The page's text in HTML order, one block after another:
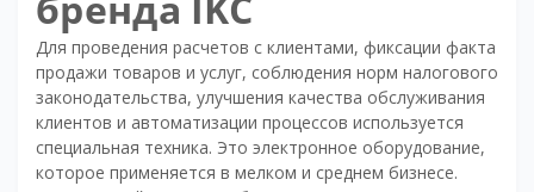
Для проведения расчетов с клиентами, фиксации факта
продажи товаров и услуг, соблюдения норм налогового
законодательства, улучшения качества обслуживания
клиентов и автоматизации процессов используется
специальная техника. Это электронное оборудование,
которое применяется в мелком и среднем бизнесе.